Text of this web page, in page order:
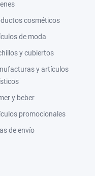
cosméticos
de moda
y cubiertos
y artículos
y beber
promocionales
de envío